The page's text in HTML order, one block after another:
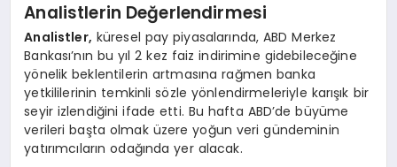
Analistlerin Değerlendirmesi
Analistler, küresel pay piyasalarında, ABD Merkez
Bankası’nın bu yıl 2 kez faiz indirimine gidebileceğine
yönelik beklentilerin artmasına rağmen banka
yetkililerinin temkinli sözle yönlendirmeleriyle karışık bir
seyir izlendiğini ifade etti. Bu hafta ABD’de büyüme
verileri başta olmak üzere yoğun veri gündeminin
yatırımcıların odağında yer alacak.